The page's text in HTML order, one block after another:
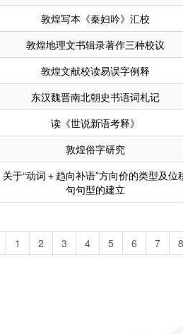
敦煌写本《秦妇吟》汇校
敦煌地理文书辑录著作三种校议
敦煌文献校读易误字例释
东汉魏晋南北朝史书语词札记
读《世说新语考释》
敦煌俗字研究
关于“动词＋趋向补语”方向价的类型及位
句句型的建立
1 2 3 4 5 6 7 8